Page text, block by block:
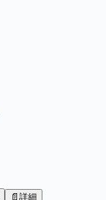
📄 詳細